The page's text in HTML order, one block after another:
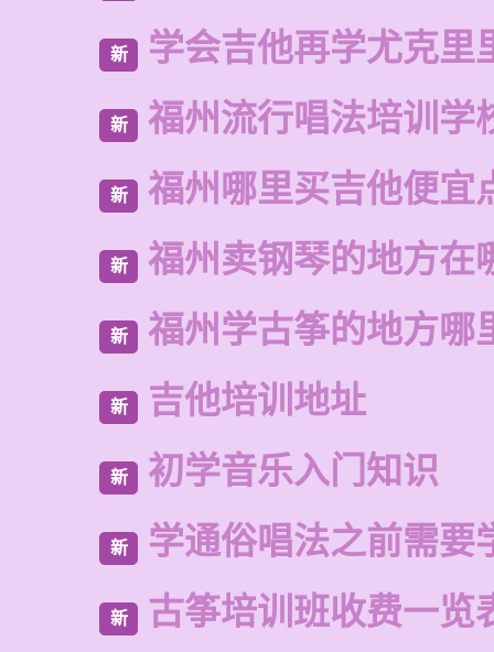
新 学会吉他再学尤克里
新 福州流行唱法培训学
新 福州哪里买吉他便宜
新 福州卖钢琴的地方在
新 福州学古筝的地方哪
新 吉他培训地址
新 初学音乐入门知识
新 学通俗唱法之前需要
新 古筝培训班收费一览